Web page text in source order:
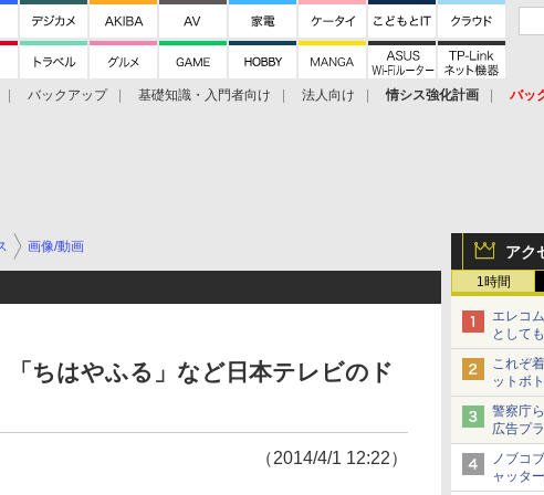
バックアップ 基礎知識・入門者向け 法人向け 情シス強化計画 バッ
アク
1時間
エレコ
として
スツー
えずに
これぞ
ットボ
ードバ
ど！そ
警察庁
広告プ
広告」
使った
ノブコ
ャッタ
画像/動画
ちはやふる」など日本テレビのド
（2014/4/1 12:22）